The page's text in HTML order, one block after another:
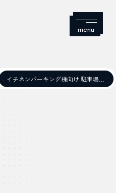
イチネンパーキング様向け 駐車場検索システムを開発しました